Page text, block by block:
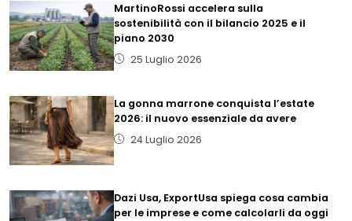
MartinoRossi accelera sulla
sostenibilità con il bilancio 2025 e il
piano 2030
25 Luglio 2026
La gonna marrone conquista l’estate
2026: il nuovo essenziale da avere
24 Luglio 2026
Dazi Usa, ExportUsa spiega cosa cambia
per le imprese e come calcolarli da oggi